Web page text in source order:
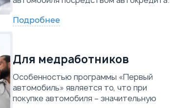
Подробнее
Для медработников
Особенностью программы «Первый
автомобиль» является то, что при
покупке автомобиля – значительную